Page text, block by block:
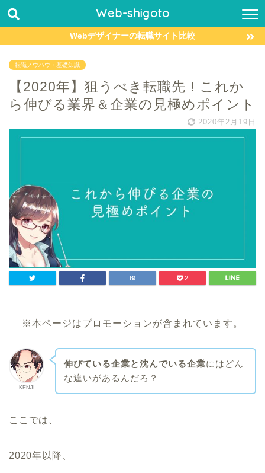
Web-shigoto
Webデザイナーの転職サイト比較
転職ノウハウ・基礎知識
【2020年】狙うべき転職先！これか
ら伸びる業界＆企業の見極めポイント
2020年2月19日
2
※本ページはプロモーションが含まれています。
KENJI
伸びている企業と沈んでいる企業にはどん
な違いがあるんだろ？
ここでは、
2020年以降、